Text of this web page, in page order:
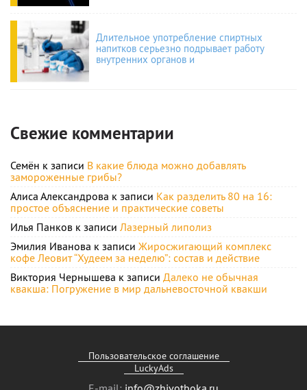
Длительное употребление спиртных
напитков серьезно подрывает работу
внутренних органов и
Свежие комментарии
Семён к записи В какие блюда можно добавлять
замороженные грибы?
Алиса Александрова к записи Как разделить 80 на 16:
простое объяснение и практические советы
Илья Панков к записи Лазерный липолиз
Эмилия Иванова к записи Жиросжигающий комплекс
кофе Леовит “Худеем за неделю”: состав и действие
Виктория Чернышева к записи Далеко не обычная
квакша: Погружение в мир дальневосточной квакши
Пользовательское соглашение
LuckyAds